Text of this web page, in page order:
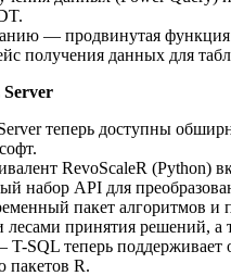
— продвинутая
получения данных для
теперь доступны
RevoScaleR
набор API для
пакет алгоритмов
принятия решений, а
T-SQL теперь
пакетов R.